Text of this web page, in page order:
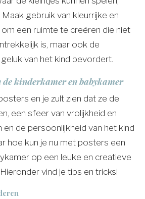
gebruik van kleurrijke en
een ruimte te creëren die niet
is, maar ook de
van het kind bevordert.
de kinderkamer en babykamer
en je zult zien dat ze de
een sfeer van vrolijkheid en
de persoonlijkheid van het kind
hoe kun je nu met posters een
op een leuke en creatieve
vind je tips en tricks!